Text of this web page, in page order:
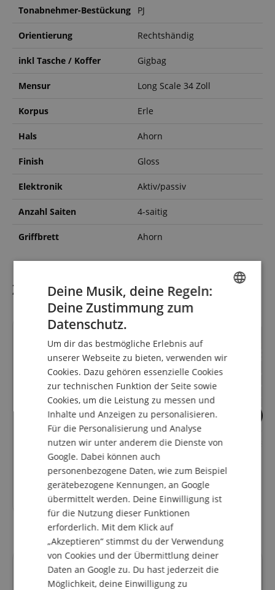
Tonabnehmer-Bestückung PJ
Orientierung Rechtshändig
inkl Tasche / Koffer Gigbag
Mensur Long Scale 34 Zoll
Korpus Erle
Hals Ahorn
Finish Gloss
Elektronik Aktiv/passiv
Anzahl Saiten 4-saitig
Griffbrett Ahorn
Zubehör
2
Cordial CPI 9 PR Gitarrenkabel
9 m Schwarz
24,20€
Lust auf E-Gitarre,
Akustikgitarre &
Kundenbewertungen
FRENCH
SPANISH
Deine Musik, deine Regeln:
Deine Zustimmung zum
Datenschutz.
Um dir das bestmögliche Erlebnis auf
unserer Webseite zu bieten, verwenden wir
Cookies. Dazu gehören essenzielle Cookies
zur technischen Funktion der Seite sowie
Cookies, um die Leistung zu messen und
Inhalte und Anzeigen zu personalisieren.
Für die Personalisierung und Analyse
nutzen wir unter anderem die Dienste von
Google. Dabei können auch
personenbezogene Daten, wie zum Beispiel
gerätebezogene Kennungen, an Google
übermittelt werden. Deine Einwilligung ist
für die Nutzung dieser Funktionen
erforderlich. Mit dem Klick auf
„Akzeptieren“ stimmst du der Verwendung
von Cookies und der Übermittlung deiner
Daten an Google zu. Du hast jederzeit die
Möglichkeit, deine Einwilligung zu